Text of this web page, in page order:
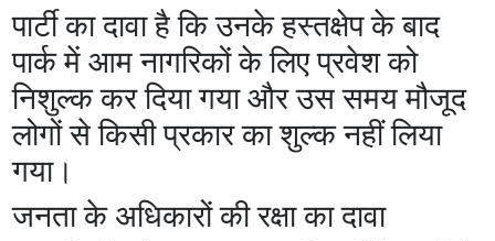
पार्टी का दावा है कि उनके हस्तक्षेप के बाद
पार्क में आम नागरिकों के लिए प्रवेश को
निशुल्क कर दिया गया और उस समय मौजूद
लोगों से किसी प्रकार का शुल्क नहीं लिया
गया।
जनता के अधिकारों की रक्षा का दावा